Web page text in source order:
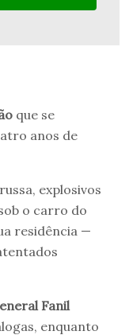
que se
anos de
explosivos
o carro do
residência —
Fanil
enquanto